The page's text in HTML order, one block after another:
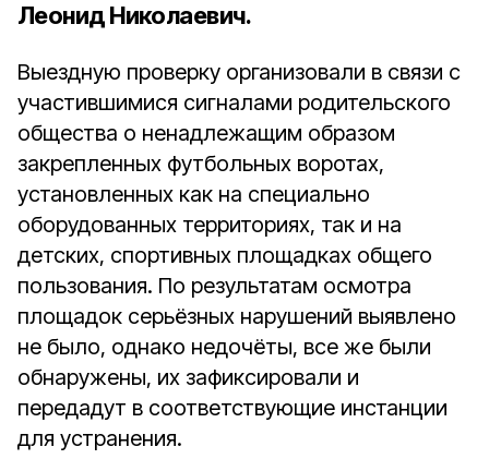
Леонид Николаевич.
Выездную проверку организовали в связи с
участившимися сигналами родительского
общества о ненадлежащим образом
закрепленных футбольных воротах,
установленных как на специально
оборудованных территориях, так и на
детских, спортивных площадках общего
пользования. По результатам осмотра
площадок серьёзных нарушений выявлено
не было, однако недочёты, все же были
обнаружены, их зафиксировали и
передадут в соответствующие инстанции
для устранения.